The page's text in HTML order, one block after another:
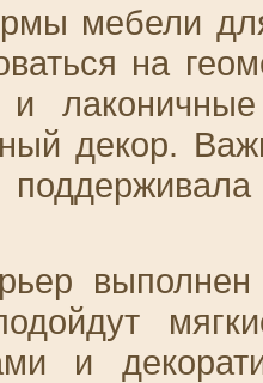
мебели
на
и
декор.
и